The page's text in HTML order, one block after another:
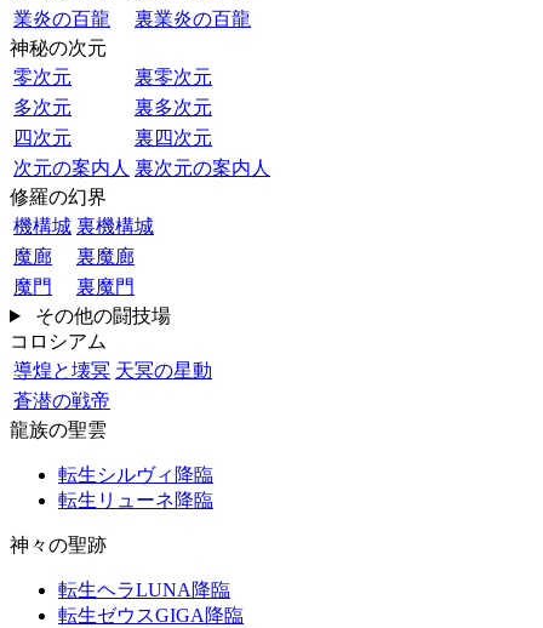
業炎の百龍
裏業炎の百龍
神秘の次元
零次元
裏零次元
多次元
裏多次元
四次元
裏四次元
次元の案内人 裏次元の案内人
修羅の幻界
機構城 裏機構城
魔廊
裏魔廊
魔門
裏魔門
その他の闘技場
コロシアム
導煌と壊冥 天冥の星動
蒼潜の戦帝
龍族の聖雲
転生シルヴィ降臨
転生リューネ降臨
神々の聖跡
転生ヘラLUNA降臨
転生ゼウスGIGA降臨